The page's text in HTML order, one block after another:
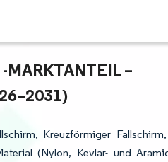
– W
Kreuzförmiger
(Nylon, Kevlar- und